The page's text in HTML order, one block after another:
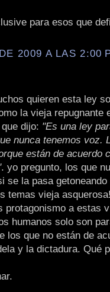
para esos que
2009 A LAS 2:00
quieren esta ley
la vieja repugnante
dijo: "Es una ley
nunca tenemos voz.
están de acuerdo
. yo pregunto, los que
se la pasa
temas vieja
protagonismo a estas
humanos solo son
los que no están de
y la dictadura. Qué